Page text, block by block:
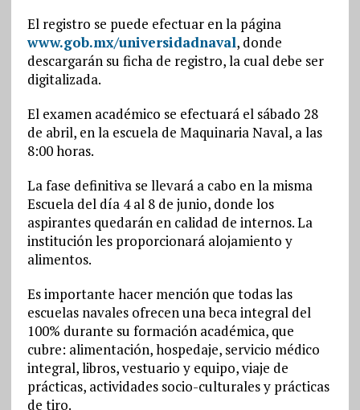
El registro se puede efectuar en la página
www.gob.mx/universidadnaval, donde
descargarán su ficha de registro, la cual debe ser
digitalizada.
El examen académico se efectuará el sábado 28
de abril, en la escuela de Maquinaria Naval, a las
8:00 horas.
La fase definitiva se llevará a cabo en la misma
Escuela del día 4 al 8 de junio, donde los
aspirantes quedarán en calidad de internos. La
institución les proporcionará alojamiento y
alimentos.
Es importante hacer mención que todas las
escuelas navales ofrecen una beca integral del
100% durante su formación académica, que
cubre: alimentación, hospedaje, servicio médico
integral, libros, vestuario y equipo, viaje de
prácticas, actividades socio-culturales y prácticas
de tiro.